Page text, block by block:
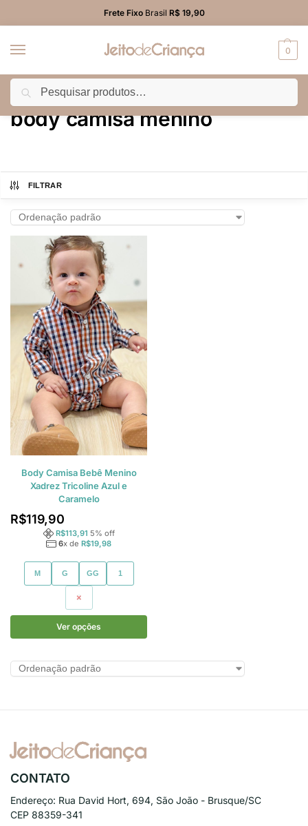
Frete FixoBrasil R$ 19,90
0
Início Produtos marcados com a tag “body camisa menino”
body camisa menino
FILTRAR
Body Camisa Bebê Menino
Xadrez Tricoline Azul e
Caramelo
R$119,90
R$113,91 5% off
6x de R$19,98
M G GG 1
2
Ver opções
CONTATO
Endereço: Rua David Hort, 694, São João - Brusque/SC
CEP 88359-341